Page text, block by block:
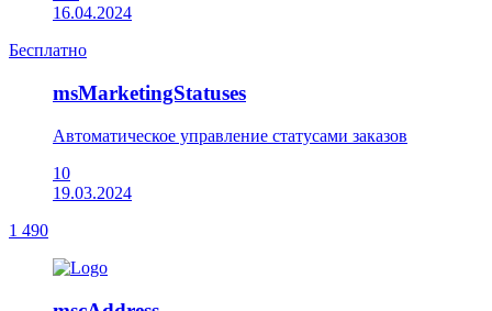
16.04.2024
Бесплатно
msMarketingStatuses
Автоматическое управление статусами заказов
10
19.03.2024
1 490